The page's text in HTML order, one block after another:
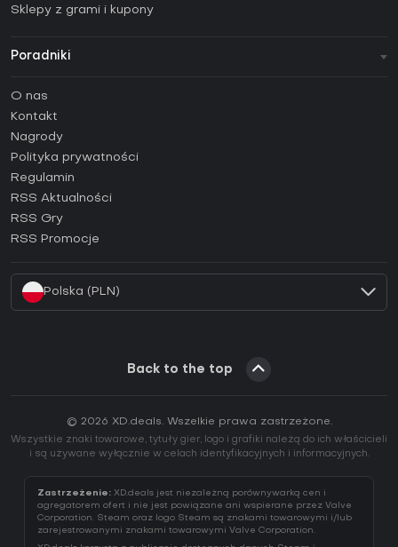
Sklepy z grami i kupony
Poradniki
Poradniki
Jak aktywować klucz Steam (CD Key)?
Jak aktywować klucz Epic Games (CD Key)?
Jak aktywować klucz GOG (CD Key)?
Jak aktywować klucz Ubisoft Connect (CD Key)?
O nas
Kontakt
Nagrody
Polityka prywatności
Regulamin
RSS Aktualności
RSS Gry
RSS Promocje
Polska (PLN)
Back to the top
© 2026 XD.deals. Wszelkie prawa zastrzeżone.
Wszystkie znaki towarowe, tytuły gier, logo i grafiki należą do ich właścicieli
i są używane wyłącznie w celach identyfikacyjnych i informacyjnych.
Zastrzeżenie: XD.deals jest niezależną porównywarką cen i
agregatorem ofert i nie jest powiązane ani wspierane przez Valve
Corporation. Steam oraz logo Steam są znakami towarowymi i/lub
zarejestrowanymi znakami towarowymi Valve Corporation.